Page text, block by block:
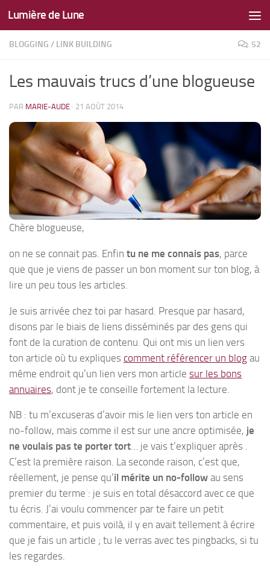
Skip to content
Lumière de Lune
BLOGGING / LINK BUILDING 52
Les mauvais trucs d’une blogueuse
PAR MARIE-AUDE · 21 AOÛT 2014
Chère blogueuse,
on ne se connait pas. Enfin tu ne me connais pas, parce
que que je viens de passer un bon moment sur ton blog, à
lire un peu tous les articles.
Je suis arrivée chez toi par hasard. Presque par hasard,
disons par le biais de liens disséminés par des gens qui
font de la curation de contenu. Qui ont mis un lien vers
ton article où tu expliques comment référencer un blog au
même endroit qu’un lien vers mon article sur les bons
annuaires, dont je te conseille fortement la lecture.
NB : tu m’excuseras d’avoir mis le lien vers ton article en
no-follow, mais comme il est sur une ancre optimisée, je
ne voulais pas te porter tort… je vais t’expliquer après .
C’est la première raison. La seconde raison, c’est que,
réellement, je pense qu’il mérite un no-follow au sens
premier du terme : je suis en total désaccord avec ce que
tu écris. J’ai voulu commencer par te faire un petit
commentaire, et puis voilà, il y en avait tellement à écrire
que je fais un article ; tu le verras avec tes pingbacks, si tu
les regardes.